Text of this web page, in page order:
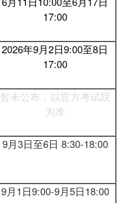
17:00
2026年9月2日9:00至8日
17:00
暂未公布，以官方考试院
为准
9月3日至6日 8:30-18:00
9月1日9:00-9月5日18:00